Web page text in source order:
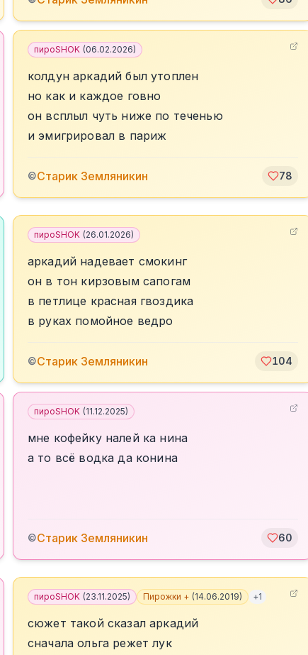
пироSHOK (06.02.2026)
колдун аркадий был утоплен
но как и каждое говно
он всплыл чуть ниже по теченью
и эмигрировал в париж
©Старик Земляникин 78
пироSHOK (26.01.2026)
аркадий надевает смокинг
он в тон кирзовым сапогам
в петлице красная гвоздика
в руках помойное ведро
©Старик Земляникин 104
пироSHOK (11.12.2025)
мне кофейку налей ка нина
а то всё водка да конина
©Старик Земляникин 60
пироSHOK (23.11.2025) Пирожки + (14.06.2019) +1
сюжет такой сказал аркадий
сначала ольга режет лук